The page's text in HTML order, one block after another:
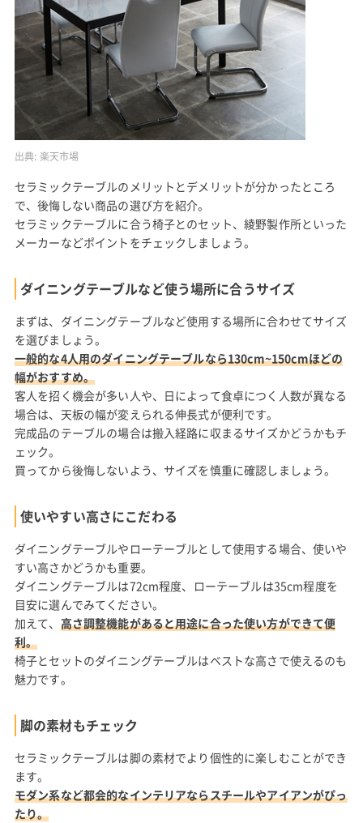
出典: 楽天市場
セラミックテーブルのメリットとデメリットが分かったところ
で、後悔しない商品の選び方を紹介。
セラミックテーブルに合う椅子とのセット、綾野製作所といった
メーカーなどポイントをチェックしましょう。
ダイニングテーブルなど使う場所に合うサイズ
まずは、ダイニングテーブルなど使用する場所に合わせてサイズ
を選びましょう。
一般的な4人用のダイニングテーブルなら130cm~150cmほどの
幅がおすすめ。
客人を招く機会が多い人や、日によって食卓につく人数が異なる
場合は、天板の幅が変えられる伸長式が便利です。
完成品のテーブルの場合は搬入経路に収まるサイズかどうかもチ
ェック。
買ってから後悔しないよう、サイズを慎重に確認しましょう。
使いやすい高さにこだわる
ダイニングテーブルやローテーブルとして使用する場合、使いや
すい高さかどうかも重要。
ダイニングテーブルは72cm程度、ローテーブルは35cm程度を
目安に選んでみてください。
加えて、 高さ調整機能があると用途に合った使い方ができて便
利。
椅子とセットのダイニングテーブルはベストな高さで使えるのも
魅力です。
脚の素材もチェック
セラミックテーブルは脚の素材でより個性的に楽しむことができ
ます。
モダン系など都会的なインテリアならスチールやアイアンがぴっ
たり。